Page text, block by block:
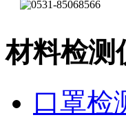
材料检测
口罩检